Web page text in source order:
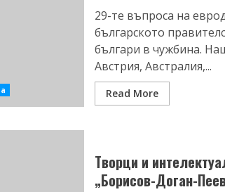
29-те въпроса на
българското
българи в чужбина.
Австрия, Австралия,...
Read More
Творци и
„Борисов-Доган-